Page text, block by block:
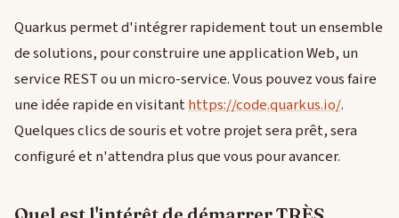
Quarkus permet d'intégrer rapidement tout un ensemble
de solutions, pour construire une application Web, un
service REST ou un micro-service. Vous pouvez vous faire
une idée rapide en visitanthttps://code.quarkus.io/.
Quelques clics de souris et votre projet sera prêt, sera
configuré et n'attendra plus que vous pour avancer.